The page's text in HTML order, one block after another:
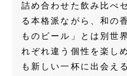
詰め合わせた飲み比べ
る本格派ながら、和の
ものビール」とは別世
れぞれ違う個性を楽し
も新しい一杯に出会え